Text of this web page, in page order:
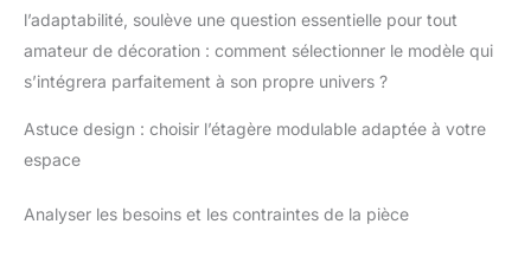
tressé - Utilisation immédiate possible, aucun montage
nécessaire
l’adaptabilité, soulève une question essentielle pour tout
amateur de décoration : comment sélectionner le modèle qui
s’intégrera parfaitement à son propre univers ?
Astuce design : choisir l’étagère modulable adaptée à votre
espace
Analyser les besoins et les contraintes de la pièce